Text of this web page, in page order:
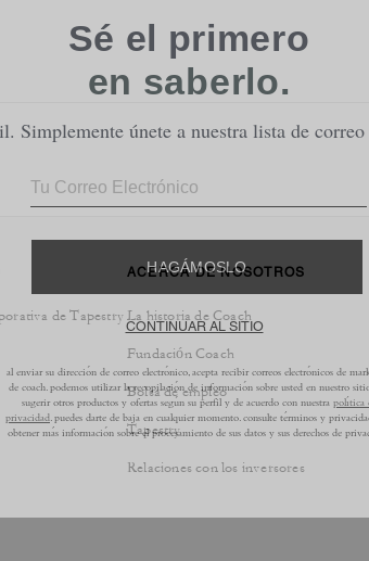
de Tapestry
ACERCA DE NOSOTROS
La historia de Coach
Fundación Coach
Bolsa de empleo
Tapestry
Relaciones con los inversores